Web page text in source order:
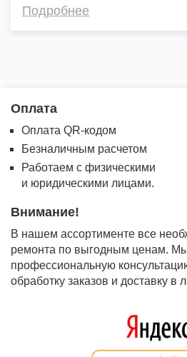
Подробнее
Оплата
Оплата QR-кодом
Безналичным расчетом
Работаем с физическими
и юридическими лицами.
Внимание!
В нашем ассортименте все
ремонта по выгодным ценам.
профессиональную
обработку заказов и доставку в